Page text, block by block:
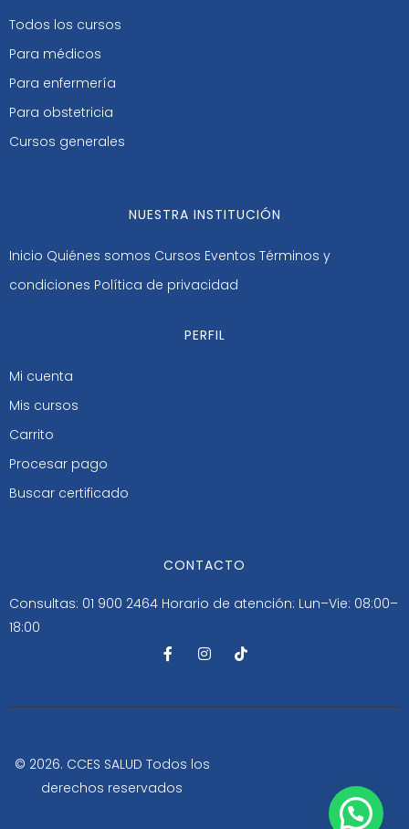
Todos los cursos
Para médicos
Para enfermería
Para obstetricia
Cursos generales
NUESTRA INSTITUCIÓN
Inicio Quiénes somos Cursos Eventos Términos y
condiciones Política de privacidad
PERFIL
Mi cuenta
Mis cursos
Carrito
Procesar pago
Buscar certificado
CONTACTO
Consultas: 01 900 2464 Horario de atención: Lun–Vie: 08:00–
18:00
F
a
b
-
I
n
a
m
T
i
o
© 2026. CCES SALUD Todos los
derechos reservados